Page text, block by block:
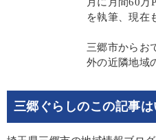
を執筆、現在
三郷市からお
外の近隣地域
三郷ぐらしのこの記事